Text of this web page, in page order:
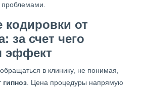
кодировки от
за счет чего
эффект
в клинику, не понимая,
гипноз . Цена процедуры напрямую